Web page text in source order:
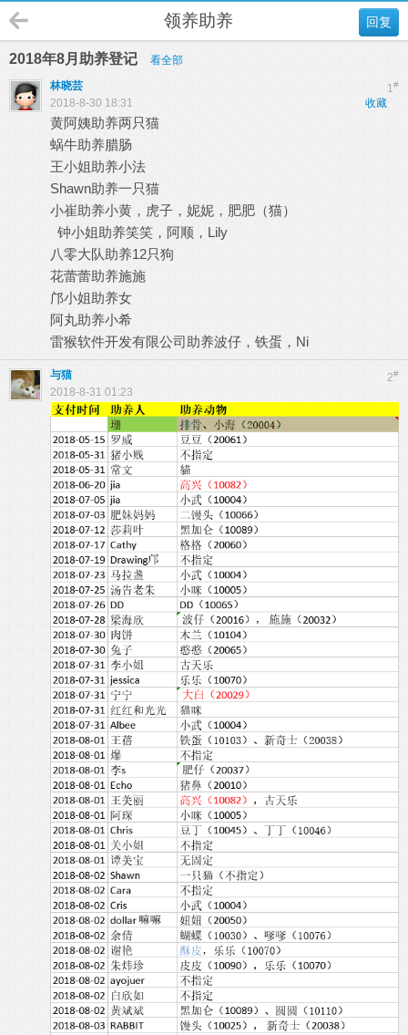
回复
领养助养
2018年8月助养登记 看全部
1#
林晓芸
收藏
2018-8-30 18:31
黄阿姨助养两只猫
蜗牛助养腊肠
王小姐助养小法
Shawn助养一只猫
小崔助养小黄，虎子，妮妮，肥肥（猫）
钟小姐助养笑笑，阿顺，Lily
八零大队助养12只狗
花蕾蕾助养施施
邝小姐助养女
阿丸助养小希
雷猴软件开发有限公司助养波仔，铁蛋，Ni
2#
与猫
2018-8-31 01:23